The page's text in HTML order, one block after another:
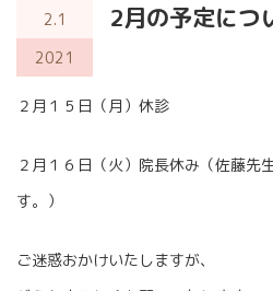
2.1
2021
2月の予定につ
２月１５日（月）休診
２月１６日（火）院長休み（佐藤先
す。）
ご迷惑おかけいたしますが、